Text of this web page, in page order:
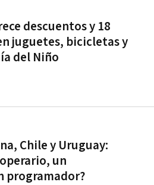
descuentos y 18
juguetes, bicicletas y
del Niño
Chile y Uruguay:
un
programador?